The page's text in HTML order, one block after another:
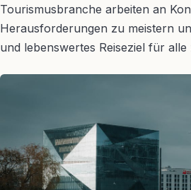
Tourismusbranche arbeiten an
Herausforderungen zu meistern
und lebenswertes Reiseziel für